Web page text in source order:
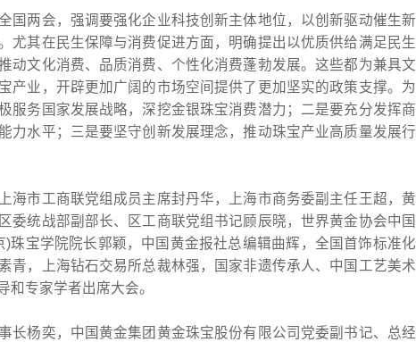
国两会，强调要强化企业科技创新主体地位，以创新驱动催生新
尤其在民生保障与消费促进方面，明确提出以优质供给满足民生
动文化消费、品质消费、个性化消费蓬勃发展。这些都为兼具文
产业，开辟更加广阔的市场空间提供了更加坚实的政策支撑。为
服务国家发展战略，深挖金银珠宝消费潜力；二是要充分发挥商
力水平；三是要坚守创新发展理念，推动珠宝产业高质量发展行
海市工商联党组成员主席封丹华，上海市商务委副主任王超，黄
委统战部副部长、区工商联党组书记顾辰晓，世界黄金协会中国
)珠宝学院院长郭颖，中国黄金报社总编辑曲辉，全国首饰标准化
青，上海钻石交易所总裁林强，国家非遗传承人、中国工艺美术
和专家学者出席大会。
长杨奕，中国黄金集团黄金珠宝股份有限公司党委副书记、总经